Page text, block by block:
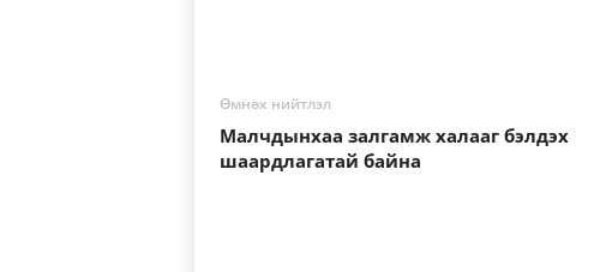
Өмнөх нийтлэл
Малчдынхаа залгамж халааг бэлдэх
шаардлагатай байна